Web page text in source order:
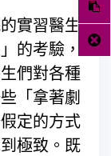
實習醫生
的考驗，
們對各種
「拿著劇
定的方式
極致。既